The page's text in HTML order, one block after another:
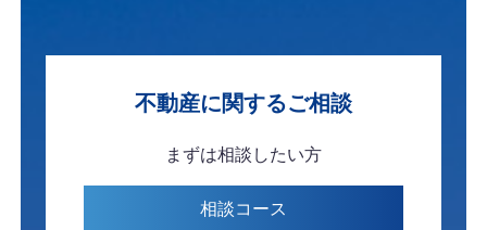
不動産に関するご相談
まずは相談したい方
相談コース